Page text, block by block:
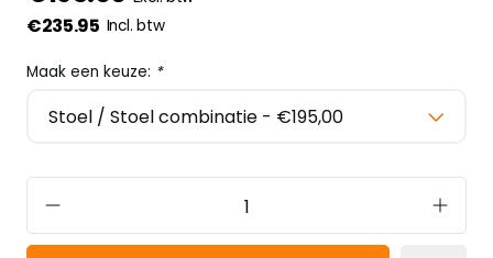
€235.95 Incl. btw
Maak een keuze: *